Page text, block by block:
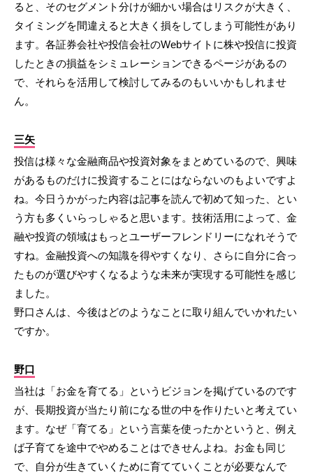
ると、そのセグメント分けが細かい場合はリスクが大きく、
タイミングを間違えると大きく損をしてしまう可能性があり
ます。各証券会社や投信会社のWebサイトに株や投信に投資
したときの損益をシミュレーションできるページがあるの
で、それらを活用して検討してみるのもいいかもしれませ
ん。
三矢
投信は様々な金融商品や投資対象をまとめているので、興味
があるものだけに投資することにはならないのもよいですよ
ね。今日うかがった内容は記事を読んで初めて知った、とい
う方も多くいらっしゃると思います。技術活用によって、金
融や投資の領域はもっとユーザーフレンドリーになれそうで
すね。金融投資への知識を得やすくなり、さらに自分に合っ
たものが選びやすくなるような未来が実現する可能性を感じ
ました。
野口さんは、今後はどのようなことに取り組んでいかれたい
ですか。
野口
当社は「お金を育てる」というビジョンを掲げているのです
が、長期投資が当たり前になる世の中を作りたいと考えてい
ます。なぜ「育てる」という言葉を使ったかというと、例え
ば子育てを途中でやめることはできせんよね。お金も同じ
で、自分が生きていくために育てていくことが必要なんで